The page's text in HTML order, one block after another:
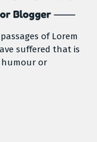
of Lorem
suffered that is
or